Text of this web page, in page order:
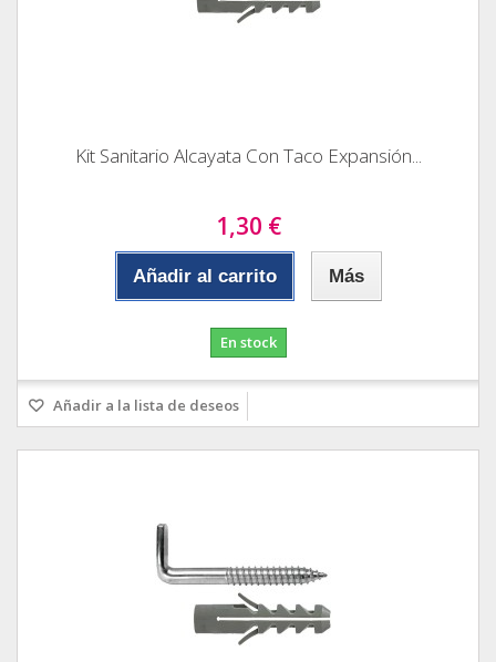
Kit Sanitario Alcayata Con Taco Expansión...
1,30 €
Añadir al carrito Más
En stock
Añadir a la lista de deseos